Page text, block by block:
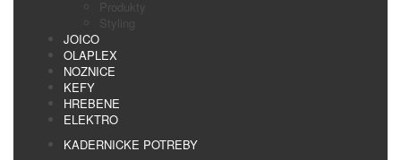
Produkty
Styling
JOICO
OLAPLEX
NOZNICE
KEFY
HREBENE
ELEKTRO
KADERNICKE POTREBY